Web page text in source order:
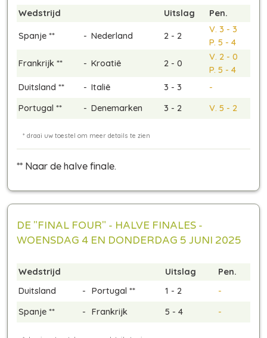
Wedstrijd Uitslag
Pen.
Spanje **
- Nederland 2 - 2
V. 3 - 3
P. 5 - 4
Frankrijk **
- Kroatië 2 - 0
V. 2 - 0
P. 5 - 4
Duitsland **
- Italië 3 - 3
-
Portugal **
- Denemarken 3 - 2 V. 5 - 2
** Naar de halve finale.
DE "FINAL FOUR" - HALVE FINALES -
WOENSDAG 4 EN DONDERDAG 5 JUNI 2025
Wedstrijd Uitslag
Pen.
Duitsland
- Portugal ** 1 - 2
-
Spanje **
- Frankrijk 5 - 4 -